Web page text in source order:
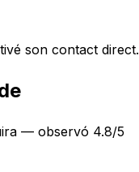
son contact direct.
— observó 4.8/5